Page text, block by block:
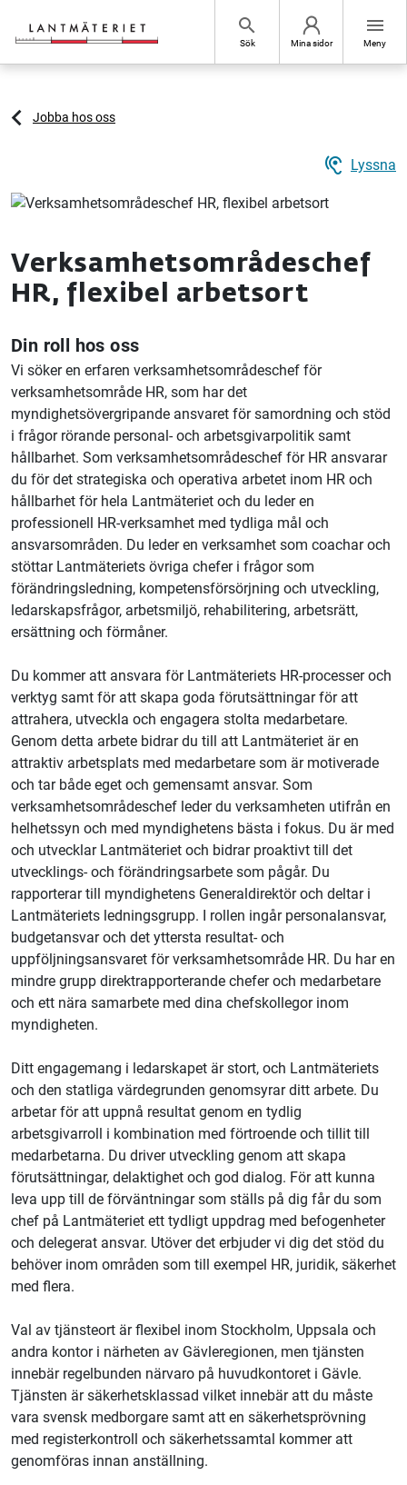
search
Sök Mina sidor
menu
Meny
Jobba hos oss
hearing Lyssna
Verksamhetsområdeschef
HR, flexibel arbetsort
Din roll hos oss
Vi söker en erfaren verksamhetsområdeschef för
verksamhetsområde HR, som har det
myndighetsövergripande ansvaret för samordning och stöd
i frågor rörande personal- och arbetsgivarpolitik samt
hållbarhet. Som verksamhetsområdeschef för HR ansvarar
du för det strategiska och operativa arbetet inom HR och
hållbarhet för hela Lantmäteriet och du leder en
professionell HR-verksamhet med tydliga mål och
ansvarsområden. Du leder en verksamhet som coachar och
stöttar Lantmäteriets övriga chefer i frågor som
förändringsledning, kompetensförsörjning och utveckling,
ledarskapsfrågor, arbetsmiljö, rehabilitering, arbetsrätt,
ersättning och förmåner.
Du kommer att ansvara för Lantmäteriets HR-processer och
verktyg samt för att skapa goda förutsättningar för att
attrahera, utveckla och engagera stolta medarbetare.
Genom detta arbete bidrar du till att Lantmäteriet är en
attraktiv arbetsplats med medarbetare som är motiverade
och tar både eget och gemensamt ansvar. Som
verksamhetsområdeschef leder du verksamheten utifrån en
helhetssyn och med myndighetens bästa i fokus. Du är med
och utvecklar Lantmäteriet och bidrar proaktivt till det
utvecklings- och förändringsarbete som pågår. Du
rapporterar till myndighetens Generaldirektör och deltar i
Lantmäteriets ledningsgrupp. I rollen ingår personalansvar,
budgetansvar och det yttersta resultat- och
uppföljningsansvaret för verksamhetsområde HR. Du har en
mindre grupp direktrapporterande chefer och medarbetare
och ett nära samarbete med dina chefskollegor inom
myndigheten.
Ditt engagemang i ledarskapet är stort, och Lantmäteriets
och den statliga värdegrunden genomsyrar ditt arbete. Du
arbetar för att uppnå resultat genom en tydlig
arbetsgivarroll i kombination med förtroende och tillit till
medarbetarna. Du driver utveckling genom att skapa
förutsättningar, delaktighet och god dialog. För att kunna
leva upp till de förväntningar som ställs på dig får du som
chef på Lantmäteriet ett tydligt uppdrag med befogenheter
och delegerat ansvar. Utöver det erbjuder vi dig det stöd du
behöver inom områden som till exempel HR, juridik, säkerhet
med flera.
Val av tjänsteort är flexibel inom Stockholm, Uppsala och
andra kontor i närheten av Gävleregionen, men tjänsten
innebär regelbunden närvaro på huvudkontoret i Gävle.
Tjänsten är säkerhetsklassad vilket innebär att du måste
vara svensk medborgare samt att en säkerhetsprövning
med registerkontroll och säkerhetssamtal kommer att
genomföras innan anställning.